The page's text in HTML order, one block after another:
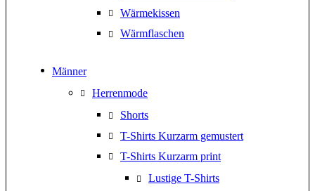
Wärmekissen
Wärmflaschen
Männer
Herrenmode
Shorts
T-Shirts Kurzarm gemustert
T-Shirts Kurzarm print
Lustige T-Shirts